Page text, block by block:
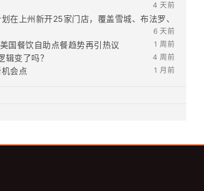
4 天前
上州新开25家门店，覆盖雪城、布法罗、
6 天前
国餐饮自助点餐趋势再引热议 1 周前
变了吗？ 4 周前
会点 1 月前